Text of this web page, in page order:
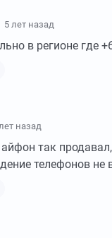
5 лет назад
в регионе где
назад
так
телефонов не